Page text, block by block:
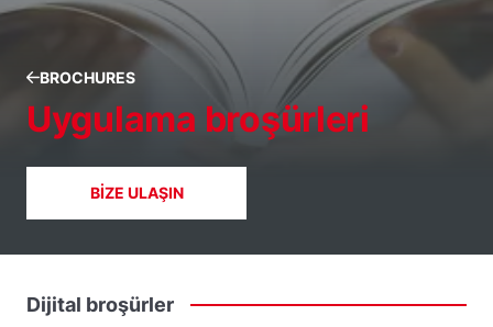
BROCHURES
Uygulama broşürleri
BIZE ULAŞIN
Dijital broşürler